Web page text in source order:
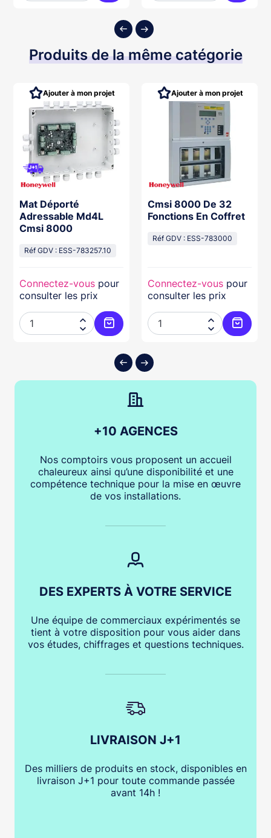
au panier Ajouter au panier
Produits de la même catégorie
au panier
Mat Déporté
Adressable Md4L
Cmsi 8000
Réf GDV : ESS-783257.10
Connectez-vous pour
consulter les prix


Ajouter au panier
Ajouter à mon projet
Cmsi 8000 De 32
Fonctions En Coffret
Réf GDV : ESS-783000
Connectez-vous pour
consulter les prix


Ajouter à mon projet
+10 AGENCES
Nos comptoirs vous proposent un accueil
chaleureux ainsi qu’une disponibilité et une
compétence technique pour la mise en œuvre
de vos installations.
DES EXPERTS À VOTRE SERVICE
Une équipe de commerciaux expérimentés se
tient à votre disposition pour vous aider dans
vos études, chiffrages et questions techniques.
LIVRAISON J+1
Des milliers de produits en stock, disponibles en
livraison J+1 pour toute commande passée
avant 14h !